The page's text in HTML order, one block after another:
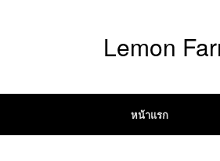
Lemon
หน้าแรก